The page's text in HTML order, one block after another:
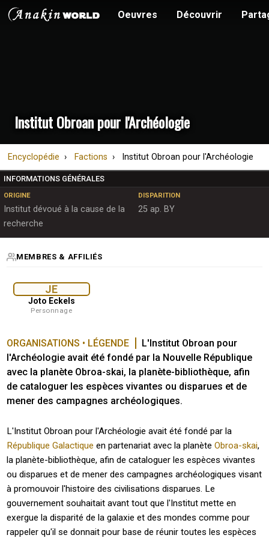
Oeuvres Découvrir
Institut Obroan pour l'Archéologie
Encyclopédie Factions Institut Obroan pour l'Archéologie
INFORMATIONS GÉNÉRALES
ORIGINE
Institut dévoué à la cause de la
recherche
DISPARITION
25 ap. BY
MEMBRES & AFFILIÉS
JE
Joto Eckels
Personnage
ORGANISATIONS • LÉGENDE
L'Institut Obroan pour
l'Archéologie avait été fondé par la Nouvelle République
avec la planète Obroa-skai, la planète-bibliothèque, afin
de cataloguer les espèces vivantes ou disparues et de
mener des campagnes archéologiques.
L'Institut Obroan pour l'Archéologie avait été fondé par la
République Galactique en partenariat avec la planèteObroa-skai,
la planète-bibliothèque, afin de cataloguer les espèces vivantes
ou disparues et de mener des campagnes archéologiques visant
à promouvoir l'histoire des civilisations disparues. Le
gouvernement souhaitait avant tout que l'Institut mette en
exergue la disparité de la galaxie et des mondes comme pour
rappeler qu'il se donnait pour base de réunir toutes les espèces